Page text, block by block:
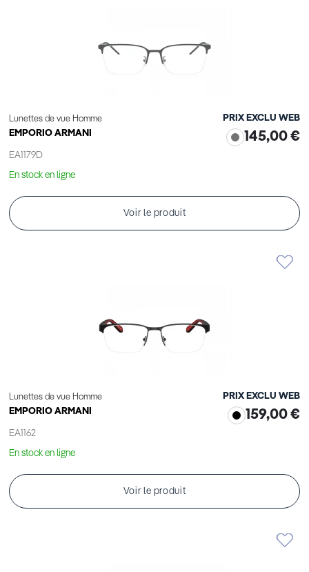
Lunettes de vue Homme
EMPORIO ARMANI
EA1179D
PRIX EXCLU WEB
145,00 €
En stock en ligne
Voir le produit
Lunettes de vue Homme
EMPORIO ARMANI
EA1162
PRIX EXCLU WEB
159,00 €
En stock en ligne
Voir le produit